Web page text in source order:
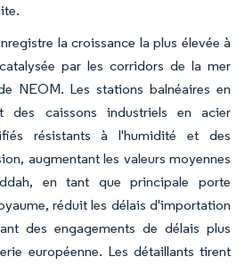
la croissance la plus élevée à
par les corridors de la mer
NEOM. Les stations balnéaires en
des caissons industriels en acier
résistants à l'humidité et des
augmentant les valeurs moyennes
en tant que principale porte
réduit les délais d'importation
des engagements de délais plus
européenne. Les détaillants tirent